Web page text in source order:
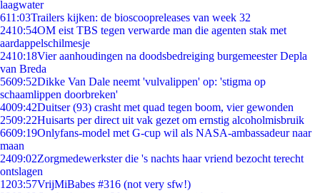
laagwater
611:03Trailers kijken: de bioscoopreleases van week 32
2410:54OM eist TBS tegen verwarde man die agenten stak met
aardappelschilmesje
2410:18Vier aanhoudingen na doodsbedreiging burgemeester Depla
van Breda
5609:52Dikke Van Dale neemt 'vulvalippen' op: 'stigma op
schaamlippen doorbreken'
4009:42Duitser (93) crasht met quad tegen boom, vier gewonden
2509:22Huisarts per direct uit vak gezet om ernstig alcoholmisbruik
6609:19Onlyfans-model met G-cup wil als NASA-ambassadeur naar
maan
2409:02Zorgmedewerkster die 's nachts haar vriend bezocht terecht
ontslagen
1203:57VrijMiBabes #316 (not very sfw!)